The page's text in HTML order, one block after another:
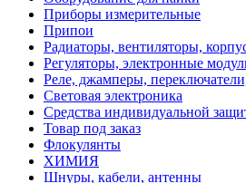
Приборы измерительные
Припои
Радиаторы, вентиляторы,
Регуляторы, электронные
Реле, джамперы,
Световая электроника
Средства индивидуальной
Товар под заказ
Флокулянты
ХИМИЯ
Шнуры, кабели, антенны